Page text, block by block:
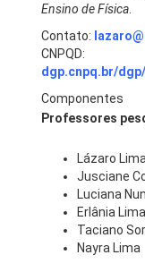
Ensino de Física
Contato:
CNPQD:
dgp.cnpq.br/
Componentes
Professores
Lázaro
Jusciane
Luciana
Erlânia Lima
Taciano
Nayra Lima